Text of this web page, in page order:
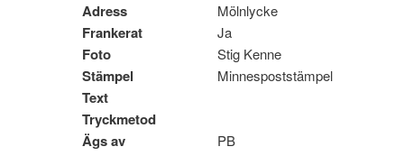
Adress Mölnlycke
Frankerat Ja
Foto Stig Kenne
Stämpel Minnespoststämpel
Text
Tryckmetod
Ägs av
PB